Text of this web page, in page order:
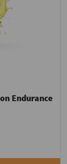
Endurance